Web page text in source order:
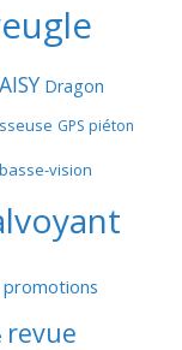
Dragon
GPS piéton
vision
promotions
revue